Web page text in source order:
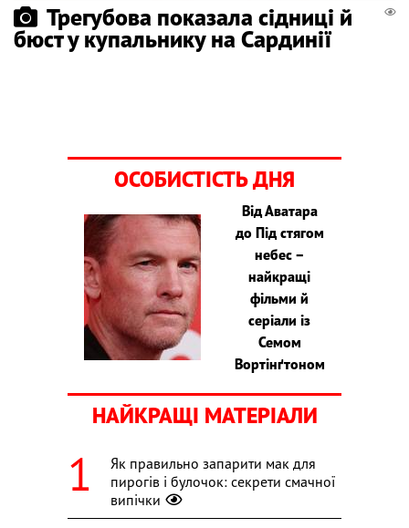
Трегубова показала сідниці й
бюст у купальнику на Сардинії
ОСОБИСТІСТЬ ДНЯ
Від Аватара
до Під стягом
небес –
найкращі
фільми й
серіали із
Семом
Вортінґтоном
НАЙКРАЩІ МАТЕРІАЛИ
Як правильно запарити мак для
пирогів і булочок: секрети смачної
випічки